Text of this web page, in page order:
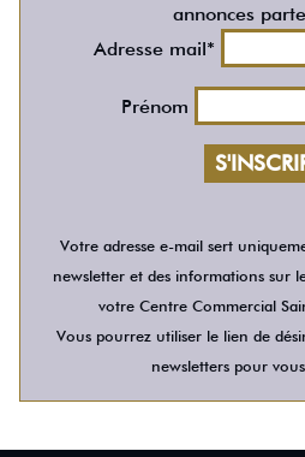
annonces
Adresse mail*
Prénom
Votre adresse e-mail sert
newsletter et des informations sur
votre Centre Commercial
Vous pourrez utiliser le lien de
newsletters pour